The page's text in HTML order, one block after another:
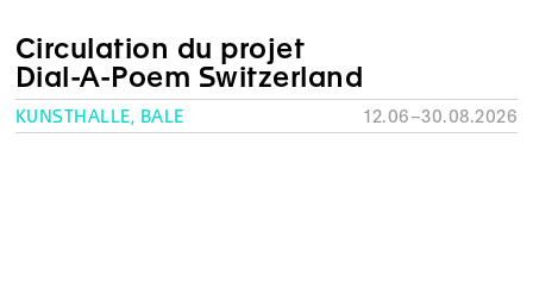
Circulation du projet
Dial-A-Poem Switzerland
KUNSTHALLE, BÂLE 12.06–30.08.2026